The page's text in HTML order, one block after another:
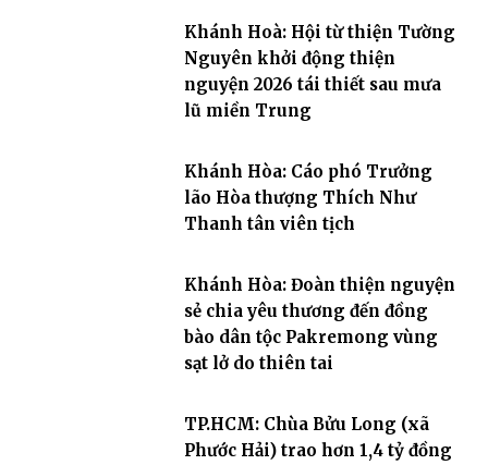
Khánh Hoà: Hội từ thiện Tường
Nguyên khởi động thiện
nguyện 2026 tái thiết sau mưa
lũ miền Trung
Khánh Hòa: Cáo phó Trưởng
lão Hòa thượng Thích Như
Thanh tân viên tịch
Khánh Hòa: Đoàn thiện nguyện
sẻ chia yêu thương đến đồng
bào dân tộc Pakremong vùng
sạt lở do thiên tai
TP.HCM: Chùa Bửu Long (xã
Phước Hải) trao hơn 1,4 tỷ đồng